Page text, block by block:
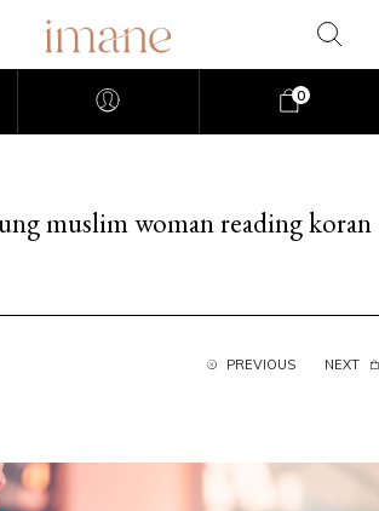
0
muslim woman reading koran
PREVIOUS NEXT